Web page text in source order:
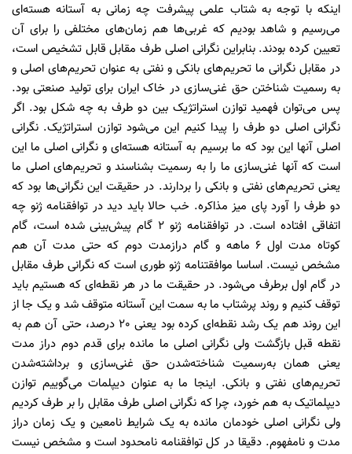
اینکه با توجه به شتاب علمی پیشرفت چه زمانی به آستانه هسته‌ای
می‌رسیم و شاهد بودیم که غربی‌ها هم زمان‌های مختلفی را برای آن
تعیین کرده بودند. بنابراین نگرانی اصلی طرف مقابل قابل تشخیص است،
در مقابل نگرانی ما تحریم‌های بانکی و نفتی به عنوان تحریم‌های اصلی و
به رسمیت شناختن حق غنی‌سازی در خاک ایران برای تولید صنعتی بود.
پس می‌توان فهمید توازن استراتژیک بین دو طرف به چه شکل بود. اگر
نگرانی اصلی دو طرف را پیدا کنیم این می‌شود توازن استراتژیک. نگرانی
اصلی آنها این بود که ما برسیم به آستانه هسته‌ای و نگرانی اصلی ما این
است که آنها غنی‌سازی ما را به رسمیت بشناسند و تحریم‌های اصلی ما
یعنی تحریم‌های نفتی و بانکی را بردارند. در حقیقت این نگرانی‌ها بود که
دو طرف را آورد پای میز مذاکره. خب حالا باید دید در توافقنامه ژنو چه
اتفاقی افتاده است. در توافقنامه ژنو 2 گام پیش‌بینی شده است، گام
کوتاه مدت اول 6 ماهه و گام دراز‌مدت دوم که حتی مدت آن هم
مشخص نیست. اساسا موافقتنامه ژنو طوری است که نگرانی طرف مقابل
در گام اول برطرف می‌شود. در حقیقت ما در هر نقطه‌ای که هستیم باید
توقف کنیم و روند پرشتاب ما به سمت این آستانه متوقف شد و یک جا از
این روند هم یک رشد نقطه‌ای کرده بود یعنی 20 درصد، حتی آن هم به
نقطه قبل بازگشت ولی نگرانی اصلی ما مانده برای قدم دوم دراز مدت
یعنی همان به‌رسمیت شناخته‌شدن حق غنی‌سازی و برداشته‌شدن
تحریم‌های نفتی و بانکی. اینجا ما به عنوان دیپلمات می‌گوییم توازن
دیپلماتیک به هم خورد، چرا که نگرانی اصلی طرف مقابل را بر طرف کردیم
ولی نگرانی اصلی خودمان مانده به یک شرایط نامعین و یک زمان دراز
مدت و نامفهوم. دقیقا در کل توافقنامه نامحدود است و مشخص نیست